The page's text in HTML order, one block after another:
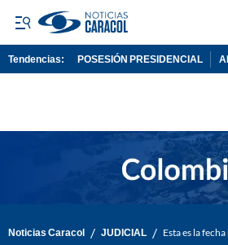
Tendencias: POSESIÓN PRESIDENCIAL
Noticias Caracol / JUDICIAL / Esta es la